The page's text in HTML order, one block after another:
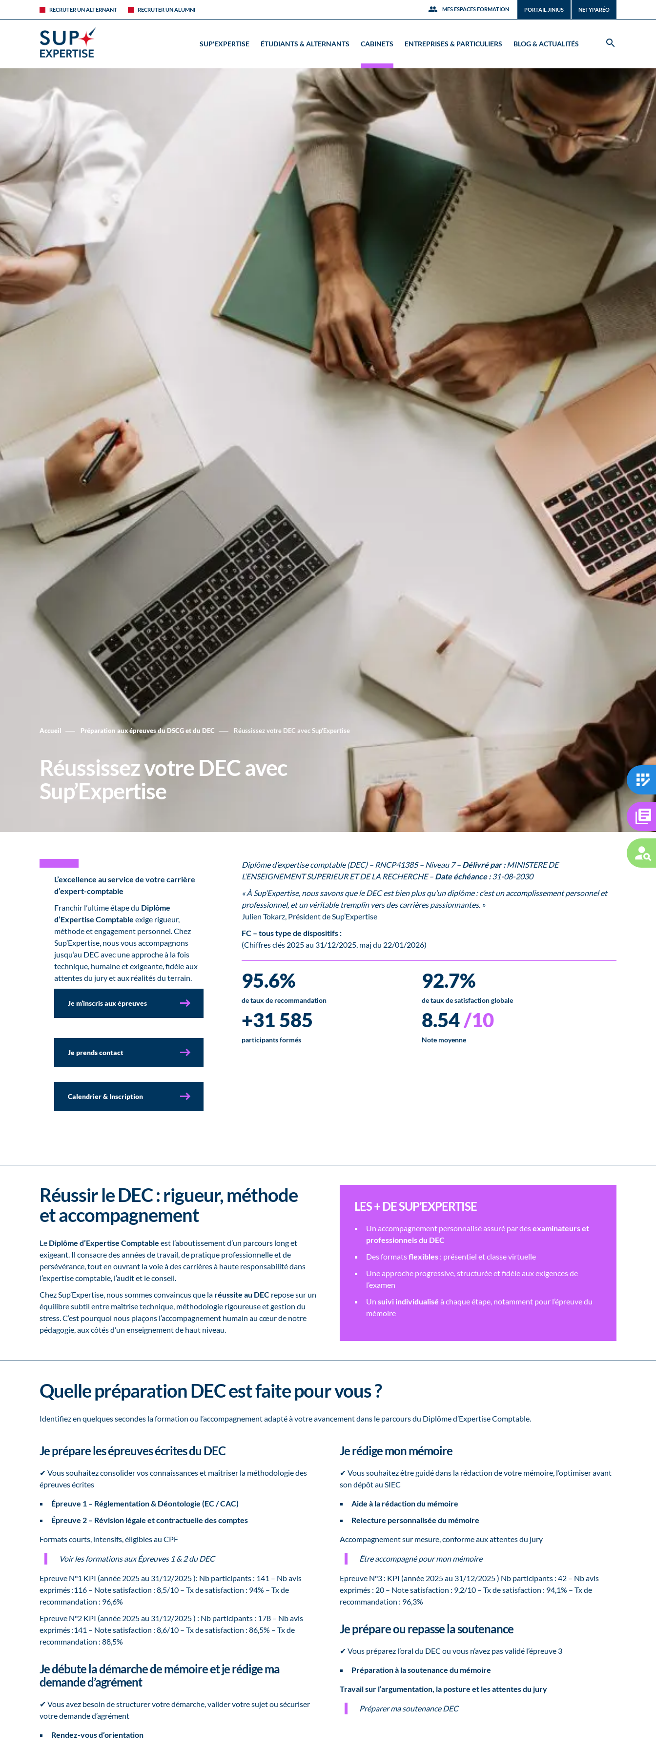
RECRUTER UN ALTERNANT RECRUTER UN ALUMNI MES ESPACES FORMATION PORTAIL JINIUS NETYPARÉO
SUP'EXPERTISE ÉTUDIANTS & ALTERNANTS CABINETS ENTREPRISES & PARTICULIERS BLOG & ACTUALITÉS
Accueil Préparation aux épreuves du DSCG et du DEC Réussissez votre DEC avec Sup’Expertise
Réussissez votre DEC avec
Sup’Expertise
L’excellence au service de votre carrière
d’expert-comptable
Franchir l’ultime étape du Diplôme
d’Expertise Comptable exige rigueur,
méthode et engagement personnel. Chez
Sup’Expertise, nous vous accompagnons
jusqu’au DEC avec une approche à la fois
technique, humaine et exigeante, fidèle aux
attentes du jury et aux réalités du terrain.
Je m’inscris aux épreuves
Je prends contact
Calendrier & Inscription
Diplôme d’expertise comptable (DEC) – RNCP41385– Niveau 7 – Délivré par :MINISTERE DE
L’ENSEIGNEMENT SUPERIEUR ET DE LA RECHERCHE – Date échéance : 31-08-2030
« À Sup’Expertise, nous savons que le DEC est bien plus qu’un diplôme : c’est un accomplissement personnel et
professionnel, et un véritable tremplin vers des carrières passionnantes. »
Julien Tokarz, Président de Sup’Expertise
FC – tous type de dispositifs :
(Chiffres clés 2025 au 31/12/2025, maj du 22/01/2026)
95.6%
de taux de recommandation
92.7%
de taux de satisfaction globale
+31 585
participants formés
8.54/10
Note moyenne
Réussir le DEC : rigueur, méthode
et accompagnement
Le Diplôme d’Expertise Comptable est l’aboutissement d’un parcours long et
exigeant. Il consacre des années de travail, de pratique professionnelle et de
persévérance, tout en ouvrant la voie à des carrières à haute responsabilité dans
l’expertise comptable, l’audit et le conseil.
Chez Sup’Expertise, nous sommes convaincus que la réussite au DECrepose sur un
équilibre subtil entre maîtrise technique, méthodologie rigoureuse et gestion du
stress. C’est pourquoi nous plaçons l’accompagnement humain au cœur de notre
pédagogie, aux côtés d’un enseignement de haut niveau.
LES + DE SUP’EXPERTISE
Un accompagnement personnalisé assuré par desexaminateurs et
professionnels du DEC
Des formatsflexibles: présentiel et classe virtuelle
Une approche progressive, structurée et fidèle aux exigences de
l’examen
Un suivi individualisé à chaque étape, notamment pour l’épreuve du
mémoire
Quelle préparation DEC est faite pour vous ?
Identifiez en quelques secondes la formation ou l’accompagnement adapté à votre avancement dans le parcours du Diplôme d’Expertise Comptable.
Je prépare les épreuves écrites du DEC
✔ Vous souhaitez consolider vos connaissances et maîtriser la méthodologie des
épreuves écrites
Épreuve 1 – Réglementation & Déontologie (EC / CAC)
Épreuve 2 – Révision légale et contractuelle des comptes
Formats courts, intensifs, éligibles au CPF
Voir les formations aux Épreuves 1 & 2 du DEC
Epreuve N°1 KPI (année 2025 au 31/12/2025 ): Nb participants : 141 – Nb avis
exprimés :116 – Note satisfaction : 8,5/10 – Tx de satisfaction : 94% – Tx de
recommandation : 96,6%
Epreuve N°2 KPI (année 2025 au 31/12/2025 ) : Nb participants : 178 – Nb avis
exprimés :141 – Note satisfaction : 8,6/10 – Tx de satisfaction : 86,5% – Tx de
recommandation : 88,5%
Je débute la démarche de mémoire et je rédige ma
demande d’agrément
✔ Vous avez besoin de structurer votre démarche, valider votre sujet ou sécuriser
votre demande d’agrément
Rendez-vous d’orientation
Je rédige mon mémoire
✔ Vous souhaitez être guidé dans la rédaction de votre mémoire, l’optimiser avant
son dépôt au SIEC
Aide à la rédaction du mémoire
Relecture personnalisée du mémoire
Accompagnement sur mesure, conforme aux attentes du jury
Être accompagné pour mon mémoire
Epreuve N°3 : KPI (année 2025 au 31/12/2025 ) Nb participants : 42 – Nb avis
exprimés : 20 – Note satisfaction : 9,2/10 – Tx de satisfaction : 94,1% – Tx de
recommandation : 96,3%
Je prépare ou repasse la soutenance
✔ Vous préparez l’oral du DEC ou vous n’avez pas validé l’épreuve 3
Préparation à la soutenance du mémoire
Travail sur l’argumentation, la posture et les attentes du jury
Préparer ma soutenance DEC